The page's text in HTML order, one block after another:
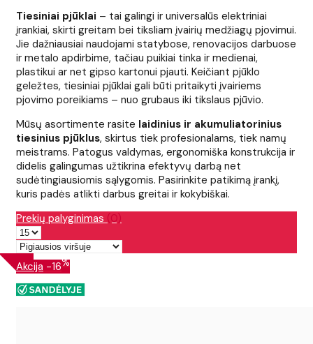
Tiesiniai pjūklai – tai galingi ir universalūs elektriniai
įrankiai, skirti greitam bei tiksliam įvairių medžiagų pjovimui.
Jie dažniausiai naudojami statybose, renovacijos darbuose
ir metalo apdirbime, tačiau puikiai tinka ir medienai,
plastikui ar net gipso kartonui pjauti. Keičiant pjūklo
geležtes, tiesiniai pjūklai gali būti pritaikyti įvairiems
pjovimo poreikiams – nuo grubaus iki tikslaus pjūvio.
Mūsų asortimente rasite laidinius ir akumuliatorinius
tiesinius pjūklus, skirtus tiek profesionalams, tiek namų
meistrams. Patogus valdymas, ergonomiška konstrukcija ir
didelis galingumas užtikrina efektyvų darbą net
sudėtingiausiomis sąlygomis. Pasirinkite patikimą įrankį,
kuris padės atlikti darbus greitai ir kokybiškai.
Prekių palyginimas (0)
Akcija -16%